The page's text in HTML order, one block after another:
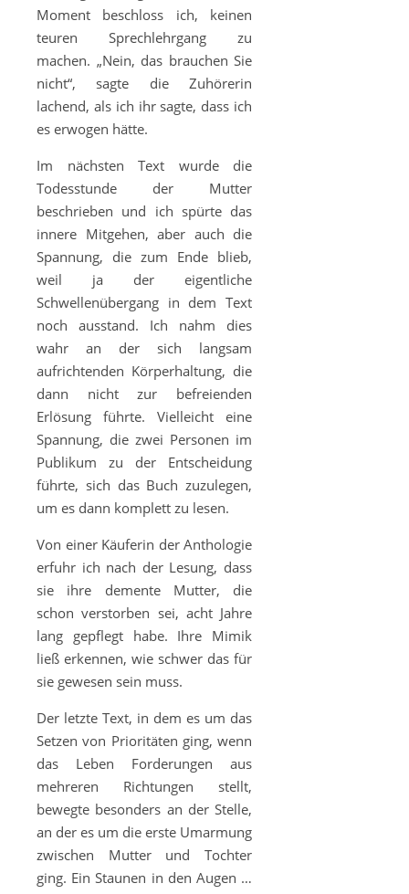
Moment beschloss ich, keinen
teuren Sprechlehrgang zu
machen. „Nein, das brauchen Sie
nicht“, sagte die Zuhörerin
lachend, als ich ihr sagte, dass ich
es erwogen hätte.
Im nächsten Text wurde die
Todesstunde der Mutter
beschrieben und ich spürte das
innere Mitgehen, aber auch die
Spannung, die zum Ende blieb,
weil ja der eigentliche
Schwellenübergang in dem Text
noch ausstand. Ich nahm dies
wahr an der sich langsam
aufrichtenden Körperhaltung, die
dann nicht zur befreienden
Erlösung führte. Vielleicht eine
Spannung, die zwei Personen im
Publikum zu der Entscheidung
führte, sich das Buch zuzulegen,
um es dann komplett zu lesen.
Von einer Käuferin der Anthologie
erfuhr ich nach der Lesung, dass
sie ihre demente Mutter, die
schon verstorben sei, acht Jahre
lang gepflegt habe. Ihre Mimik
ließ erkennen, wie schwer das für
sie gewesen sein muss.
Der letzte Text, in dem es um das
Setzen von Prioritäten ging, wenn
das Leben Forderungen aus
mehreren Richtungen stellt,
bewegte besonders an der Stelle,
an der es um die erste Umarmung
zwischen Mutter und Tochter
ging. Ein Staunen in den Augen …